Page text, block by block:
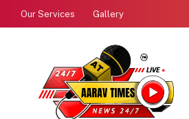
Our Services Gallery